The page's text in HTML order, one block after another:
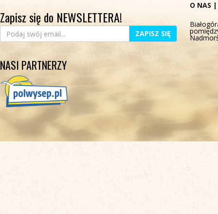
Zapisz się do NEWSLETTERA!
ZAPISZ SIĘ
NASI PARTNERZY
O NAS